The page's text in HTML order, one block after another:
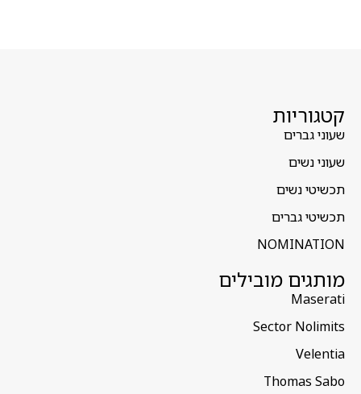
קטגוריות
שעוני גברים
שעוני נשים
תכשיטי נשים
תכשיטי גברים
NOMINATION
מותגים מובילים
Maserati
Sector Nolimits
Velentia
Thomas Sabo